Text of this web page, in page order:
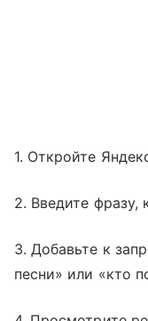
1. Откройте
2. Введите фразу,
3. Добавьте к
песни» или «кто